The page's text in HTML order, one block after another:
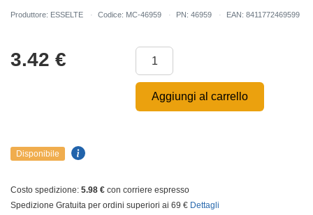
Produttore: ESSELTE Codice: MC-46959 PN: 46959 EAN: 8411772469599
3.42 €
Aggiungi al carrello
Disponibile
Costo spedizione: 5.98 € con corriere espresso
Spedizione Gratuita per ordini superiori ai 69 € Dettagli